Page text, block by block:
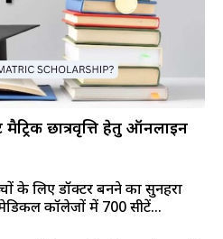
छात्रवृत्ति हेतु ऑनलाइन
के लिए डॉक्टर बनने का सुनहरा
कॉलेजों में 700 सीटें...